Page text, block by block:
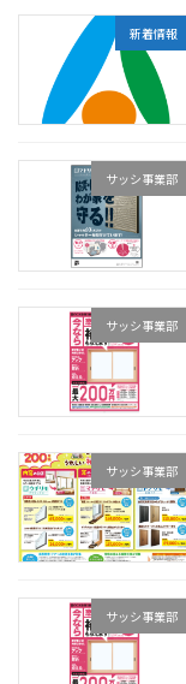
新着情報
サッシ事業部
サッシ事業部
サッシ事業部
サッシ事業部